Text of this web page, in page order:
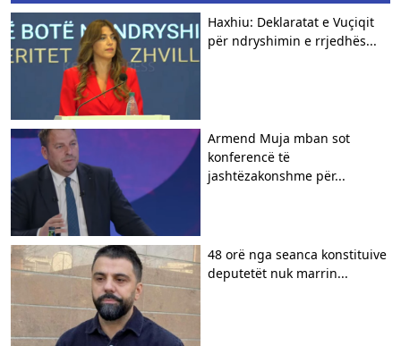
Haxhiu: Deklaratat e Vuçiqit
për ndryshimin e rrjedhës...
Armend Muja mban sot
konferencë të
jashtëzakonshme për...
48 orë nga seanca konstituive
deputetët nuk marrin...